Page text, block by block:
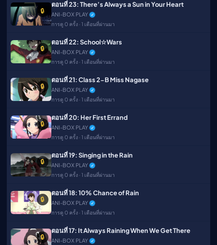
🔒
ตอนที่ 23: There’s Always a Sun in Your Heart
ANI-BOX PLAY
การดู 0 ครั้ง · 1 เดือนที่ผ่านมา
🔒
ตอนที่ 22: School☆Wars
ANI-BOX PLAY
การดู 0 ครั้ง · 1 เดือนที่ผ่านมา
🔒
ตอนที่ 21: Class 2-B Miss Nagase
ANI-BOX PLAY
การดู 0 ครั้ง · 1 เดือนที่ผ่านมา
🔒
ตอนที่ 20: Her First Errand
ANI-BOX PLAY
การดู 0 ครั้ง · 1 เดือนที่ผ่านมา
🔒
ตอนที่ 19: Singing in the Rain
ANI-BOX PLAY
การดู 0 ครั้ง · 1 เดือนที่ผ่านมา
🔒
ตอนที่ 18: 10% Chance of Rain
ANI-BOX PLAY
การดู 0 ครั้ง · 1 เดือนที่ผ่านมา
🔒
ตอนที่ 17: It Always Raining When We Get There
ANI-BOX PLAY